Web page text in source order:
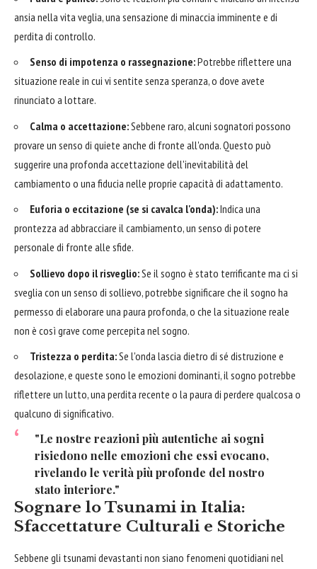
ansia nella vita veglia, una sensazione di minaccia imminente e di
perdita di controllo.
Senso di impotenza o rassegnazione:Potrebbe riflettere una
situazione reale in cui vi sentite senza speranza, o dove avete
rinunciato a lottare.
Calma o accettazione:Sebbene raro, alcuni sognatori possono
provare un senso di quiete anche di fronte all'onda. Questo può
suggerire una profonda accettazione dell'inevitabilità del
cambiamento o una fiducia nelle proprie capacità di adattamento.
Euforia o eccitazione (se si cavalca l'onda):Indica una
prontezza ad abbracciare il cambiamento, un senso di potere
personale di fronte alle sfide.
Sollievo dopo il risveglio:Se il sogno è stato terrificante ma ci si
sveglia con un senso di sollievo, potrebbe significare che il sogno ha
permesso di elaborare una paura profonda, o che la situazione reale
non è così grave come percepita nel sogno.
Tristezza o perdita:Se l'onda lascia dietro di sé distruzione e
desolazione, e queste sono le emozioni dominanti, il sogno potrebbe
riflettere un lutto, una perdita recente o la paura di perdere qualcosa o
qualcuno di significativo.
"Le nostre reazioni più autentiche ai sogni
risiedono nelle emozioni che essi evocano,
rivelando le verità più profonde del nostro
stato interiore."
Sognare lo Tsunami in Italia:
Sfaccettature Culturali e Storiche
Sebbene gli tsunami devastanti non siano fenomeni quotidiani nel